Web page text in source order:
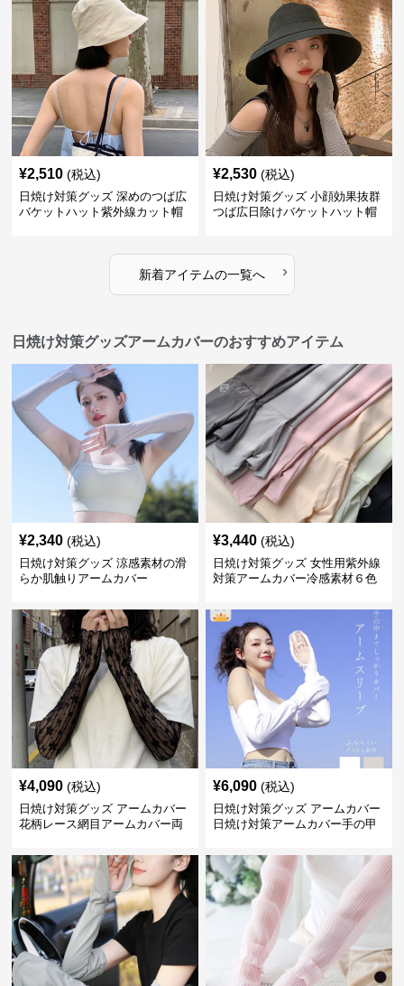
¥2,510 (税込)
日焼け対策グッズ 深めのつば広
バケットハット紫外線カット帽
¥2,530 (税込)
日焼け対策グッズ 小顔効果抜群
つば広日除けバケットハット帽
新着アイテムの一覧へ ›
日焼け対策グッズアームカバーのおすすめアイテム
¥2,340 (税込)
日焼け対策グッズ 涼感素材の滑
らか肌触りアームカバー
¥3,440 (税込)
日焼け対策グッズ 女性用紫外線
対策アームカバー冷感素材６色
¥4,090 (税込)
日焼け対策グッズ アームカバー
花柄レース網目アームカバー両
¥6,090 (税込)
日焼け対策グッズ アームカバー
日焼け対策アームカバー手の甲